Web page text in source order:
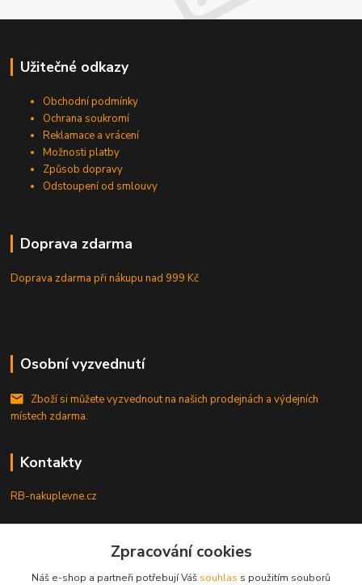
Užitečné odkazy
Obchodní podmínky
Ochrana soukromí
Reklamace a vrácení
Možnosti platby
Způsob dopravy
Odstoupení od smlouvy
Doprava zdarma
Doprava zdarma při nákupunad 999 Kč
Osobní vyzvednutí
Zboží si můžete vyzvednout na našich prodejnách a výdejních
místech zdarma.
Kontakty
RB-nakuplevne.cz
+420 222722421Zpracování cookies
Náš e-shop a partneři potřebují Váš souhlas s použitím souborů